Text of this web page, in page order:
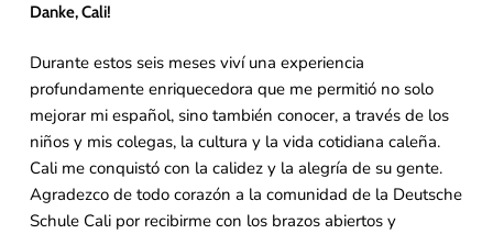
Danke, Cali!
Durante estos seis meses viví una experiencia
profundamente enriquecedora que me permitió no solo
mejorar mi español, sino también conocer, a través de los
niños y mis colegas, la cultura y la vida cotidiana caleña.
Cali me conquistó con la calidez y la alegría de su gente.
Agradezco de todo corazón a la comunidad de la Deutsche
Schule Cali por recibirme con los brazos abiertos y